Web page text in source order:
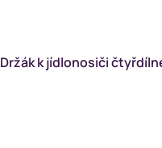
Držák k jídlonosiči